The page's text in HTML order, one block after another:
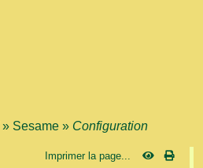
» Sesame » Configuration
Imprimer la page...